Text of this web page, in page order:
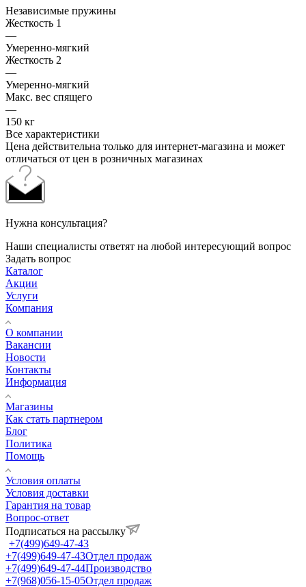
Независимые пружины
Жесткость 1
—
Умеренно-мягкий
Жесткость 2
—
Умеренно-мягкий
Макс. вес спящего
—
150 кг
Все характеристики
Цена действительна только для интернет-магазина и может
отличаться от цен в розничных магазинах
Нужна консультация?
Наши специалисты ответят на любой интересующий вопрос
Задать вопрос
Каталог
Акции
Услуги
Компания
О компании
Вакансии
Новости
Контакты
Информация
Магазины
Как стать партнером
Блог
Политика
Помощь
Условия оплаты
Условия доставки
Гарантия на товар
Вопрос-ответ
Подписаться на рассылку
+7(499)649-47-43
+7(499)649-47-43Отдел продаж
+7(499)649-47-44Производство
+7(968)056-15-05Отдел продаж